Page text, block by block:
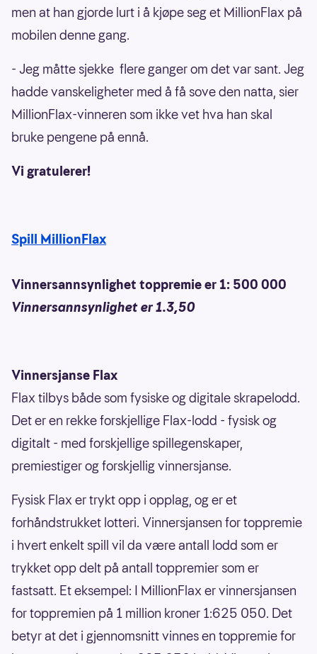
men at han gjorde lurt i å kjøpe seg et MillionFlax på
mobilen denne gang.
- Jeg måtte sjekke flere ganger om det var sant. Jeg
hadde vanskeligheter med å få sove den natta, sier
MillionFlax-vinneren som ikke vet hva han skal
bruke pengene på ennå.
Vi gratulerer!
Spill MillionFlax
Vinnersannsynlighet toppremie er 1: 500 000
Vinnersannsynlighet er 1.3,50
Vinnersjanse Flax
Flax tilbys både som fysiske og digitale skrapelodd.
Det er en rekke forskjellige Flax-lodd - fysisk og
digitalt - med forskjellige spillegenskaper,
premiestiger og forskjellig vinnersjanse.
Fysisk Flax er trykt opp i opplag, og er et
forhåndstrukket lotteri. Vinnersjansen for toppremie
i hvert enkelt spill vil da være antall lodd som er
trykket opp delt på antall toppremier som er
fastsatt. Et eksempel: I MillionFlax er vinnersjansen
for toppremien på 1 million kroner 1:625 050. Det
betyr at det i gjennomsnitt vinnes en toppremie for